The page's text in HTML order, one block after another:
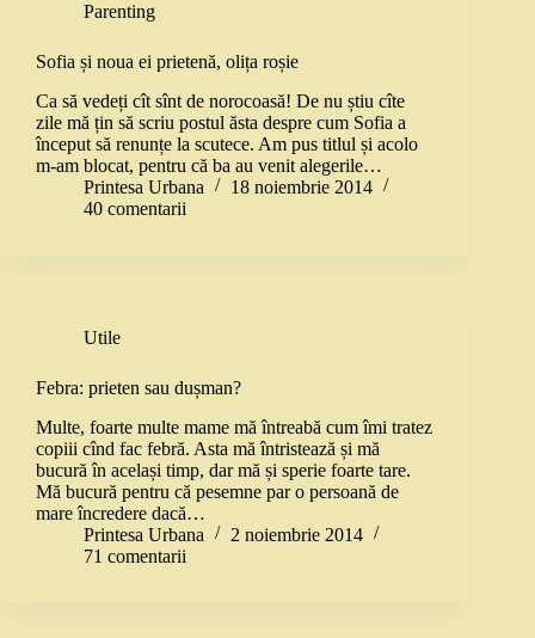
Parenting
Sofia și noua ei prietenă, olița roșie
Ca să vedeți cît sînt de norocoasă! De nu știu cîte
zile mă țin să scriu postul ăsta despre cum Sofia a
început să renunțe la scutece. Am pus titlul și acolo
m-am blocat, pentru că ba au venit alegerile…
Printesa Urbana
18 noiembrie 2014
40 comentarii
Utile
Febra: prieten sau dușman?
Multe, foarte multe mame mă întreabă cum îmi tratez
copiii cînd fac febră. Asta mă întristează și mă
bucură în același timp, dar mă și sperie foarte tare.
Mă bucură pentru că pesemne par o persoană de
mare încredere dacă…
Printesa Urbana
2 noiembrie 2014
71 comentarii